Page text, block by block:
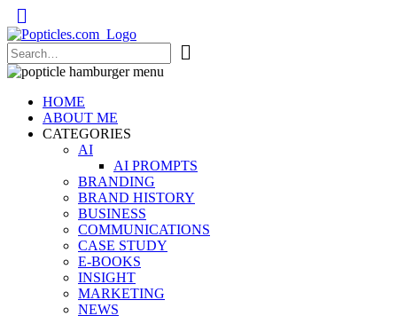
Popticles.com
HOME
ABOUT ME
CATEGORIES
AI
AI PROMPTS
BRANDING
BRAND HISTORY
BUSINESS
COMMUNICATIONS
CASE STUDY
E-BOOKS
INSIGHT
MARKETING
NEWS